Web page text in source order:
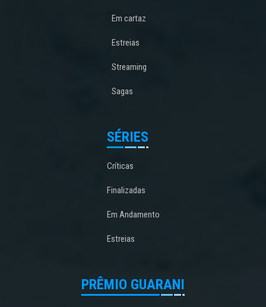
Em cartaz
Estreias
Streaming
Sagas
SÉRIES
Críticas
Finalizadas
Em Andamento
Estreias
PRÊMIO GUARANI